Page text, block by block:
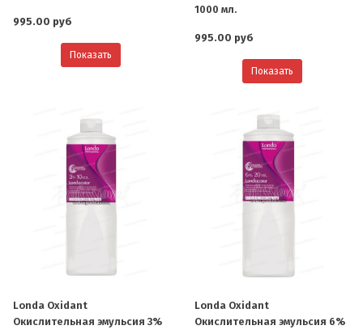
995.00 руб
Показать
1000 мл.
995.00 руб
Показать
Londa Oxidant
Окислительная эмульсия 3%
Londa Oxidant
Окислительная эмульсия 6%